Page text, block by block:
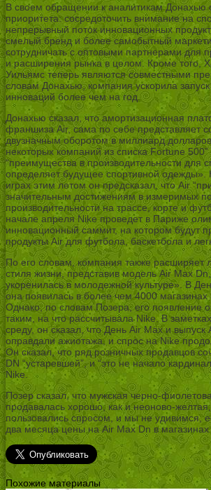
В своем обращении к аналитикам Донахью
приоритета: сосредоточить внимание на
непрерывный поток инновационных
смелый бренд и более самобытный
сотрудничать с оптовыми партнерами для
и расширения рынка в целом. Кроме того,
Уильямс теперь являются совместными
словам Донахью, компания ускорила запуск
инноваций более чем на год.
Донахью сказал, что амортизационная
франшиза Air, сама по себе представляет
двузначным оборотом в миллиард
некоторых компаний из списка Fortune
“преимущества в производительности для
определяет будущее спортивной
играх этим летом он предсказал, что Air
значительным достижениям в измеримых
производительности на трассе, корте и
начале апреля Nike проведет в Париже
инновационный саммит, на котором будут
продукты Air для футбола, баскетбола и
По его словам, компания также расширяет
стиля жизни, представив модель Air Max Dn,
укоренилась в молодежной культуре». В
она появилась в более чем 4000
Однако, по словам Позера, его появление
таким, на что рассчитывала Nike. В
среду, он сказал, что День Air Max и выпуск
оправдали ажиотажа, и спрос на Nike
Он сказал, что ряд розничных продавцов
DN “устаревшей”, и “это не начало
Nike.
Позер сказал, что мужская черно-
продавалась хорошо, как и неоново-
пользовались спросом, и мы не удивимся,
два месяца цены на Air Max Dn в магазинах
Похожие материалы